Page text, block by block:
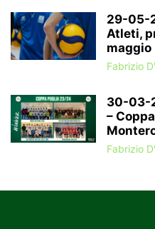
29-05-
Atleti,
maggio
Fabrizio
30-03-
–
Fabrizio